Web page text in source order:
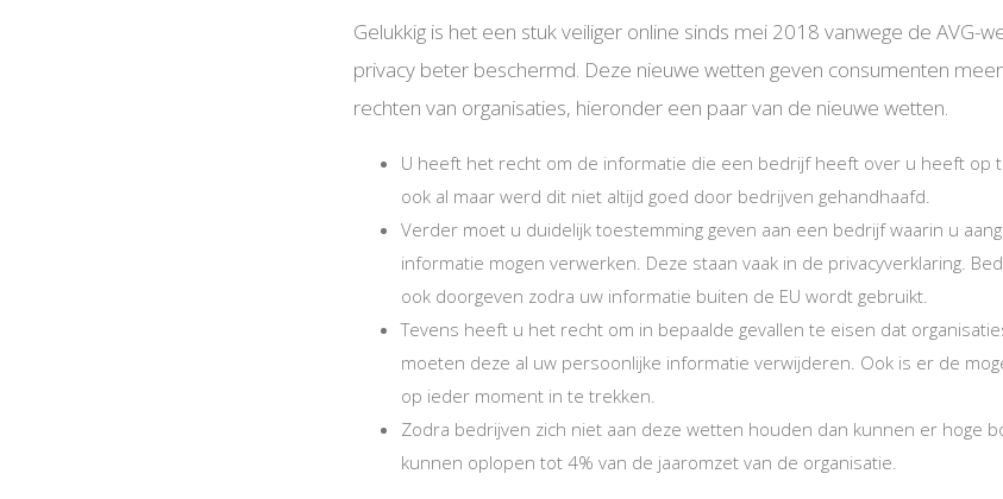
Gelukkig is het een stuk veiliger online sinds mei 2018 vanwege de AVG-
privacy beter beschermd. Deze nieuwe wetten geven consumenten
rechten van organisaties, hieronder een paar van de nieuwe wetten.
U heeft het recht om de informatie die een bedrijf heeft over u heeft op
ook al maar werd dit niet altijd goed door bedrijven gehandhaafd.
Verder moet u duidelijk toestemming geven aan een bedrijf waarin u
informatie mogen verwerken. Deze staan vaak in de privacyverklaring.
ook doorgeven zodra uw informatie buiten de EU wordt gebruikt.
Tevens heeft u het recht om in bepaalde gevallen te eisen dat
moeten deze al uw persoonlijke informatie verwijderen. Ook is er de
op ieder moment in te trekken.
Zodra bedrijven zich niet aan deze wetten houden dan kunnen er hoge
kunnen oplopen tot 4% van de jaaromzet van de organisatie.